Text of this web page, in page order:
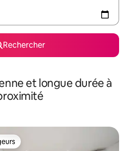
Rechercher
et longue durée à
les plus appréciés